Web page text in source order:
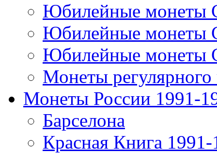
Юбилейные монеты
Юбилейные
Юбилейные
Монеты
Монеты России 1991-
Барселона
Красная Книга 1991-